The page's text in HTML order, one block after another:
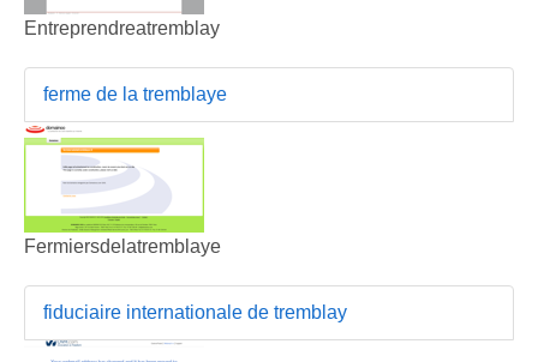
Entreprendreatremblay
ferme de la tremblaye
Fermiersdelatremblaye
fiduciaire internationale de tremblay